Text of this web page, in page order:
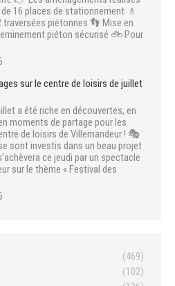
16 places de stationnement 🚶
traversées piétonnes 👣 Mise en
piéton sécurisé 🚲 Pour
sur le centre de loisirs de juillet
a été riche en découvertes, en
moments de partage pour les
de loisirs de Villemandeur ! 🎭
sont investis dans un beau projet
ce jeudi par un spectacle
sur le thème « Festival des
(469)
(102)